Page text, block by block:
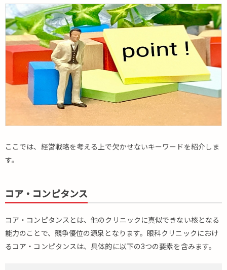
ここでは、経営戦略を考える上で欠かせないキーワードを紹介しま
す。
コア・コンピタンス
コア・コンピタンスとは、他のクリニックに真似できない核となる
能力のことで、競争優位の源泉となります。眼科クリニックにおけ
るコア・コンピタンスは、具体的に以下の3つの要素を含みます。